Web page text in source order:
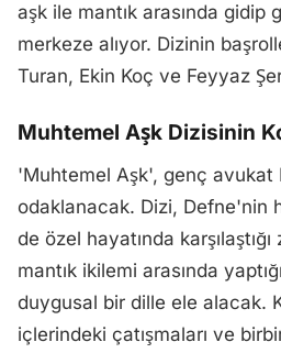
aşk ile mantık arasında gidip
merkeze alıyor. Dizinin
Turan, Ekin Koç ve Feyyaz
Muhtemel Aşk Dizisinin
'Muhtemel Aşk', genç avukat
odaklanacak. Dizi, Defne'nin
de özel hayatında
mantık ikilemi arasında
duygusal bir dille ele alacak.
içlerindeki çatışmaları ve